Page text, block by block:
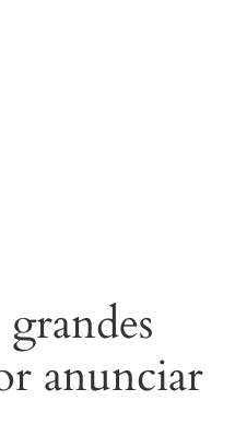
anunciar